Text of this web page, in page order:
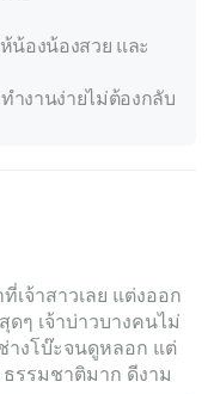
น้องน้องสวย และ
งานง่ายไม่ต้องกลับ
าพ ชอบบอกกับพี่แบบ
เจ้าสาวเลย แต่งออก
ๆ เจ้าบ่าวบางคนไม่
างโบ๊ะจนดูหลอก แต่
รรมชาติมาก ดีงาม